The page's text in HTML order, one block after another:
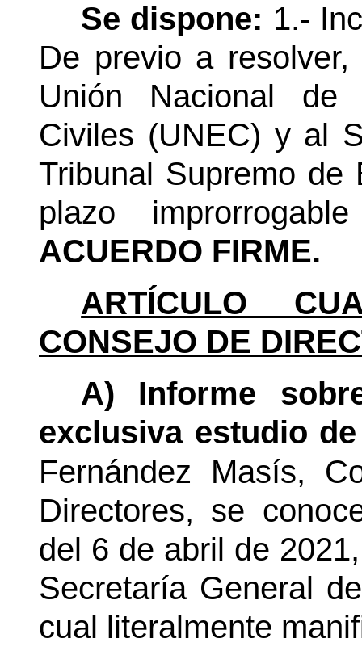
Se dispone: 1.-
De previo a
Unión Nacional de
Civiles (UNEC) y al
Tribunal Supremo de
plazo
ACUERDO FIRME.
ARTÍCULO
CONSEJO DE
A) Informe
exclusiva estudio
Fernández Masís,
Directores, se
del 6 de abril de
Secretaría General
cual literalmente